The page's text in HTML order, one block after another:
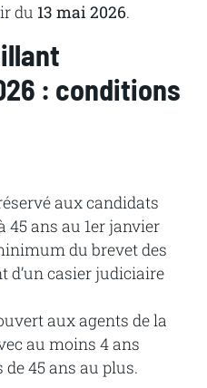
du 13 mai 2026.
: conditions
aux candidats
45 ans au 1er janvier
du brevet des
d’un casier judiciaire
aux agents de la
au moins 4 ans
de 45 ans au plus.